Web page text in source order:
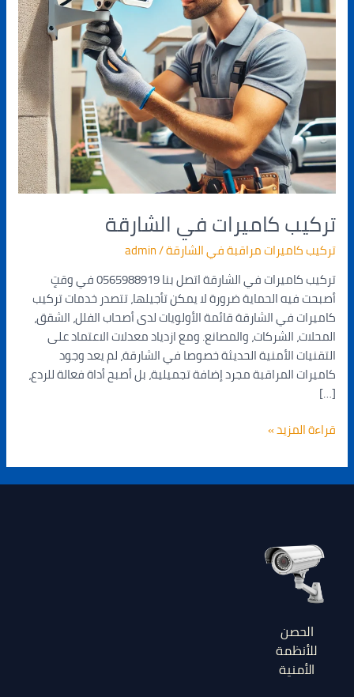
تركيب كاميرات في الشارقة
تركيب كاميرات مراقبة في الشارقة/
admin
تركيب كاميرات في الشارقة اتصل بنا 0565988919 في وقتٍ
أصبحت فيه الحماية ضرورة لا يمكن تأجيلها، تتصدر خدمات تركيب
كاميرات في الشارقة قائمة الأولويات لدى أصحاب الفلل، الشقق،
المحلات، الشركات، والمصانع. ومع ازدياد معدلات الاعتماد على
التقنيات الأمنية الحديثة خصوصا في الشارقة، لم يعد وجود
كاميرات المراقبة مجرد إضافة تجميلية، بل أصبح أداة فعالة للردع،
[…]
قراءة المزيد »
الحصن
للأنظمة
الأمنية